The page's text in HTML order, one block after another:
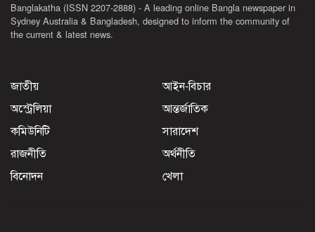
Banglakatha (ISSN 2207-2888) - A leading online Bangla newspaper in
Sydney Australia & Bangladesh, designed to inform the community of
the current & latest news.
জাতীয়
আইন-বিচার
অস্ট্রেলিয়া
আন্তর্জাতিক
কমিউনিটি
সারাদেশ
রাজনীতি
অর্থনীতি
বিনোদন
খেলা